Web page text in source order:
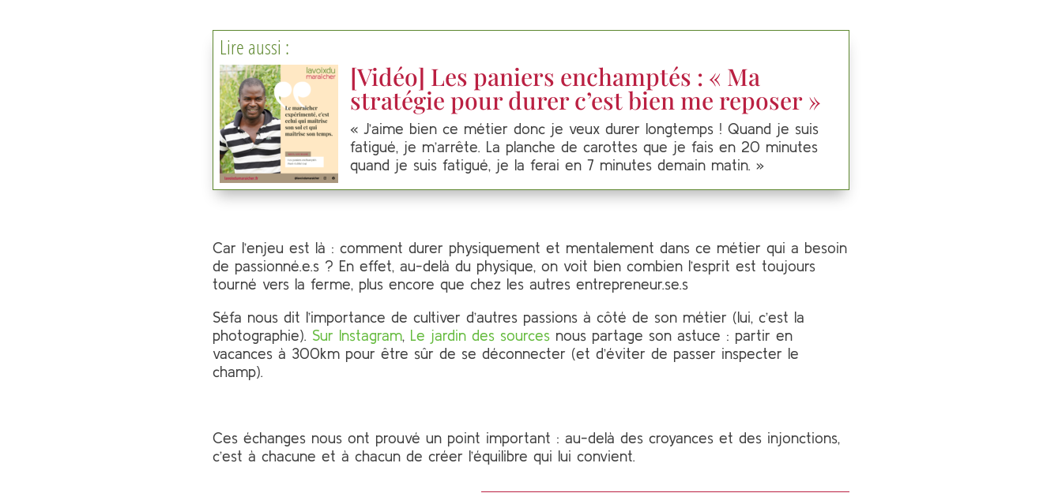
Lire aussi :
[Vidéo] Les paniers enchamptés : « Ma
stratégie pour durer c’est bien me reposer »
« J’aime bien ce métier donc je veux durer longtemps ! Quand je suis
fatigué, je m’arrête. La planche de carottes que je fais en 20 minutes
quand je suis fatigué, je la ferai en 7 minutes demain matin. »
Car l’enjeu est là : comment durer physiquement et mentalement dans ce métier qui a besoin
de passionné.e.s ? En effet, au-delà du physique, on voit bien combien l’esprit est toujours
tourné vers la ferme, plus encore que chez les autres entrepreneur.se.s
Séfa nous dit l’importance de cultiver d’autres passions à côté de son métier (lui, c’est la
photographie). Sur Instagram, Le jardin des sourcesnous partage son astuce : partir en
vacances à 300km pour être sûr de se déconnecter (et d’éviter de passer inspecter le
champ).
Ces échanges nous ont prouvé un point important : au-delà des croyances et des injonctions,
c’est à chacune et à chacun de créer l’équilibre qui lui convient.